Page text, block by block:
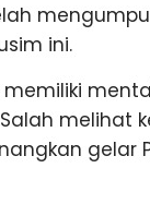
ini.
melihat
gelar